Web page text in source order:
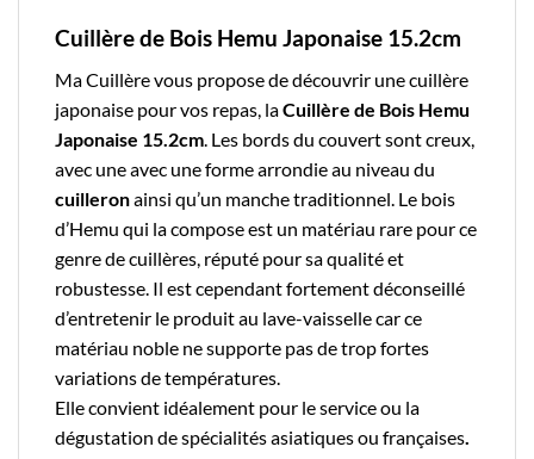
Cuillère de Bois Hemu Japonaise 15.2cm
Ma Cuillèrevous propose de découvrir unecuillère
japonaise pour vos repas, laCuillère de Bois Hemu
Japonaise 15.2cm . Les bords du couvert sont creux,
avec une avec une forme arrondie au niveau du
cuilleronainsi qu’un manche traditionnel. Le bois
d’Hemu qui la compose est un matériau rare pour ce
genre de cuillères, réputé pour sa qualité et
robustesse. Il est cependant fortement déconseillé
d’entretenir le produit au lave-vaisselle car ce
matériau noble ne supporte pas de trop fortes
variations de températures.
Elle convient idéalement pour le service ou la
dégustation de spécialités asiatiques ou françaises